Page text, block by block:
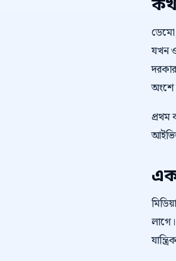
যখন
অংশে
প্রথম